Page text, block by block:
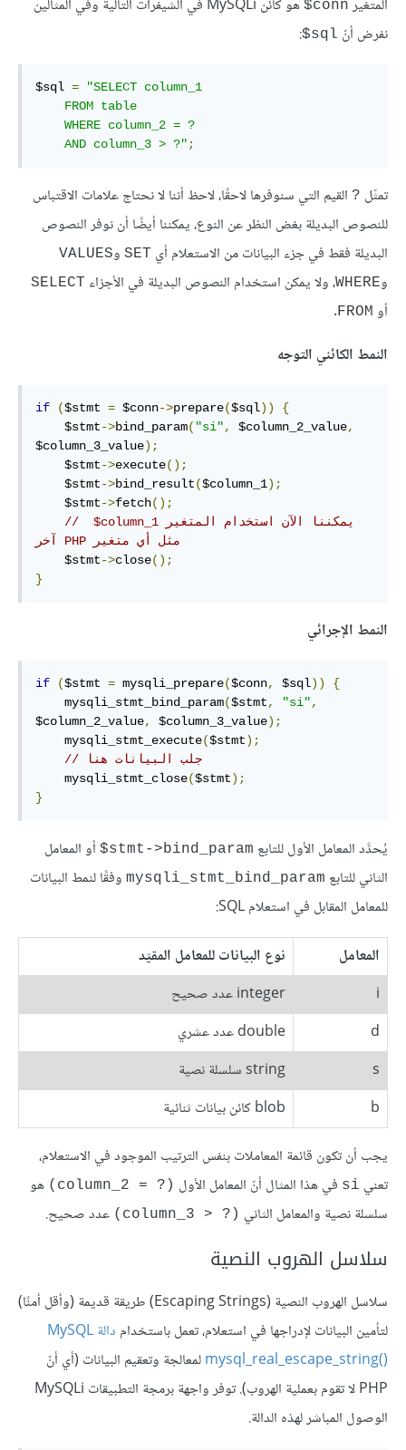
المتغير ‎$conn
هو كائن MySQLi في الشيفرات التالية وفي المثالين
نفرض أنّ ‎$sql
:
$sql =
"SELECT column_1
    AND column_3 > ?"
;
تمثّل ? القيم التي سنوفرها لاحقًا، لاحظ أننا لا نحتاج علامات الاقتباس
للنصوص البديلة بغض النظر عن النوع، يمكننا أيضًا أن نوفر النصوص
البديلة فقط في جزء البيانات من الاستعلام أي SET وVALUES
وWHERE، ولا يمكن استخدام النصوص البديلة في الأجزاء SELECT
أو FROM
.
النمط الكائني التوجه
if ($stmt = $conn->prepare($sql))
{
    $stmt
->bind_param( "si", $column_2_value,
$column_3_value);
    $stmt
->execute();
    $stmt
->bind_result($column_1);
    $stmt
->fetch();
// ‫يمكننا الآن استخدام المتغير ‎$column_1
مثل أي متغير PHP آخر
    $stmt
->close();
}
النمط الإجرائي
if ($stmt = mysqli_prepare($conn, $sql))
{
    mysqli_stmt_bind_param
($stmt, "si",
$column_2_value, $column_3_value);
    mysqli_stmt_execute
($stmt);
// جلب البيانات هنا
    mysqli_stmt_close
($stmt);
}
يُحدَّد المعامل الأول للتابع ‎$stmt->bind_param أو المعامل
الثاني للتابع mysqli_stmt_bind_param وفقًا لنمط البيانات
للمعامل المقابل في استعلام SQL:
المعامل
نوع البيانات للمعامل المقيّد
i
integer عدد صحيح
d
double عدد عشري
s
string سلسلة نصية
b
blob كائن بيانات ثنائية
يجب أن تكون قائمة المعاملات بنفس الترتيب الموجود في الاستعلام،
تعني si في هذا المثال أنّ المعامل الأول ‎(column_2 = ?)‎ هو
سلسلة نصية والمعامل الثاني ‎(column_3 > ?)‎ عدد صحيح.
سلاسل الهروب النصية
سلاسل الهروب النصية (Escaping Strings) طريقة قديمة (وأقل أمنًا)
لتأمين البيانات لإدراجها في استعلام، تعمل باستخدام
دالة MySQL
لمعالجة وتعقيم البيانات (أي أنّ
PHP لا تقوم بعملية الهروب). توفر واجهة برمجة التطبيقات MySQLi
الوصول المباشر لهذه الدالة.